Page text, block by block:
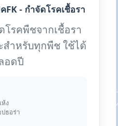
FK - กำจัดโรคเชื้อรา
โรคพืชจากเชื้อรา
สำหรับทุกพืช ใช้ได้
อดปี
ห้ง
ธอร่า